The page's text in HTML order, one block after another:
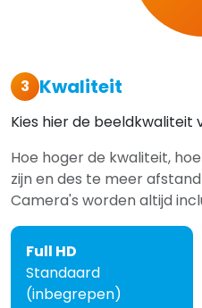
3 Kwaliteit
Kies hier de beeldkwaliteit
Hoe hoger de kwaliteit,
zijn en des te meer
Camera's worden altijd
Full HD
Standaard
(inbegrepen)